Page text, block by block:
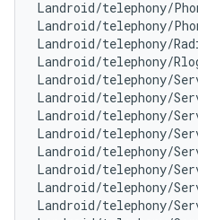
Landroid/telephony/
Landroid/telephony/
Landroid/telephony/
Landroid/telephony/
Landroid/telephony/
Landroid/telephony/
Landroid/telephony/
Landroid/telephony/
Landroid/telephony/
Landroid/telephony/
Landroid/telephony/
Landroid/telephony/